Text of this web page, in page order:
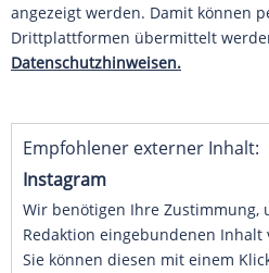
angezeigt werden. Damit können
Drittplattformen übermittelt
Datenschutzhinweisen.
Empfohlener externer Inhalt:
Instagram
Wir benötigen Ihre Zustimmung,
Redaktion eingebundenen Inhalt
Sie können diesen mit einem